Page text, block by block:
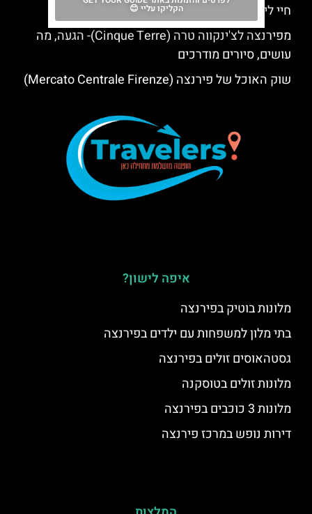
חיי לילה בפירנצה- המדריך המקיף
מפירנצה לצ'ינקווה טרה (Cinque Terre)- הגעה, מה
עושים, סיורים מודרכים
שוק האוכל של פירנצה (Mercato Centrale Firenze)
איפה לישון?
מלונות בוטיק בפירנצה
בתי מלון למשפחות עם ילדים בפירנצה
גסטהאוסים זולים בפירנצה
מלונות זולים בטוסקנה
מלונות 3 כוכבים בפירנצה
דירות נופש במרכז פירנצה
הקליקו עליי 😊